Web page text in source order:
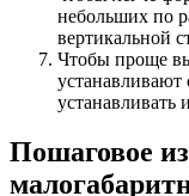
небольших по
вертикальной
Чтобы проще
устанавливать
Пошаговое